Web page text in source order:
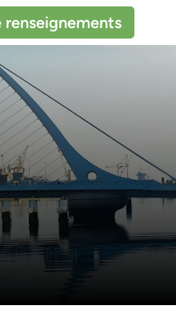
renseignements